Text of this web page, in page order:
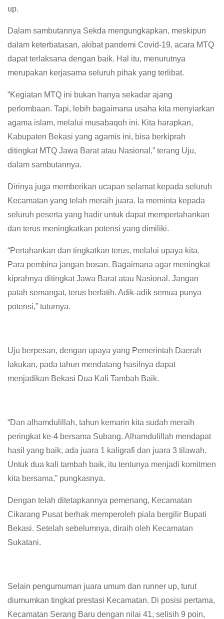
up.
Dalam sambutannya Sekda mengungkapkan, meskipun
dalam keterbatasan, akibat pandemi Covid-19, acara MTQ
dapat terlaksana dengan baik. Hal itu, menurutnya
merupakan kerjasama seluruh pihak yang terlibat.
“Kegiatan MTQ ini bukan hanya sekadar ajang
perlombaan. Tapi, lebih bagaimana usaha kita menyiarkan
agama islam, melalui musabaqoh ini. Kita harapkan,
Kabupaten Bekasi yang agamis ini, bisa berkiprah
ditingkat MTQ Jawa Barat atau Nasional,” terang Uju,
dalam sambutannya.
Dirinya juga memberikan ucapan selamat kepada seluruh
Kecamatan yang telah meraih juara. Ia meminta kepada
seluruh peserta yang hadir untuk dapat mempertahankan
dan terus meningkatkan potensi yang dimiliki.
“Pertahankan dan tingkatkan terus, melalui upaya kita.
Para pembina jangan bosan. Bagaimana agar meningkat
kiprahnya ditingkat Jawa Barat atau Nasional. Jangan
patah semangat, terus berlatih. Adik-adik semua punya
potensi,” tuturnya.
Uju berpesan, dengan upaya yang Pemerintah Daerah
lakukan, pada tahun mendatang hasilnya dapat
menjadikan Bekasi Dua Kali Tambah Baik.
“Dan alhamdulillah, tahun kemarin kita sudah meraih
peringkat ke-4 bersama Subang. Alhamdulillah mendapat
hasil yang baik, ada juara 1 kaligrafi dan juara 3 tilawah.
Untuk dua kali tambah baik, itu tentunya menjadi komitmen
kita bersama,” pungkasnya.
Dengan telah ditetapkannya pemenang, Kecamatan
Cikarang Pusat berhak memperoleh piala bergilir Bupati
Bekasi. Setelah sebelumnya, diraih oleh Kecamatan
Sukatani.
Selain pengumuman juara umum dan runner up, turut
diumumkan tingkat prestasi Kecamatan. Di posisi pertama,
Kecamatan Serang Baru dengan nilai 41, selisih 9 poin,